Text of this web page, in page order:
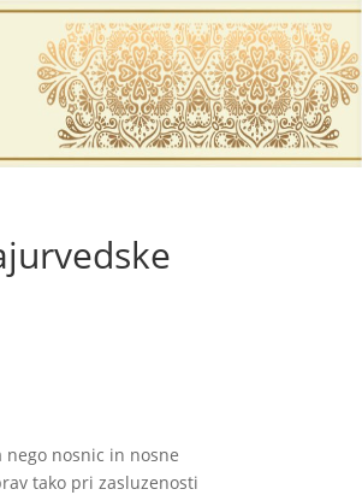
nosnic in nosne
tako pri zasluzenosti